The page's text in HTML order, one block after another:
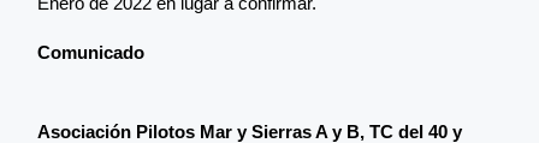
Comunicado
Asociación Pilotos Mar y Sierras A y B, TC del 40 y